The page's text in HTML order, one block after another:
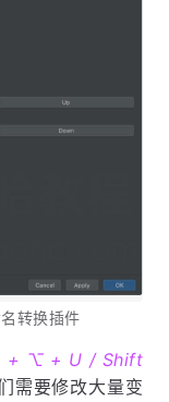
转换插件
+ ⌥ + U / Shift
需要修改大量变